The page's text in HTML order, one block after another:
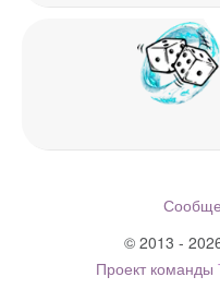
Email*
© 2013 -
Проект команды